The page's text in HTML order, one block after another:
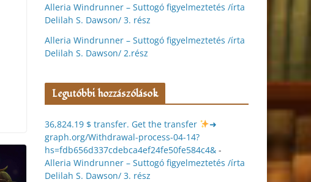
Alleria Windrunner – Suttogó figyelmeztetés /írta
Delilah S. Dawson/ 3. rész
Alleria Windrunner – Suttogó figyelmeztetés /írta
Delilah S. Dawson/ 2.rész
Legutóbbi hozzászólások
36,824.19 $ transfer. Get the transfer
➜
graph.org/Withdrawal-process-04-14?
hs=fdb656d337cdebca4ef24fe50fe584c4& -
Alleria Windrunner – Suttogó figyelmeztetés /írta
Delilah S. Dawson/ 3. rész